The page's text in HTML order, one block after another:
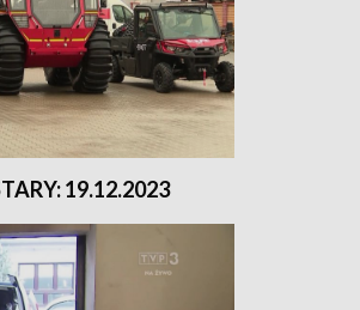
19.12.2023